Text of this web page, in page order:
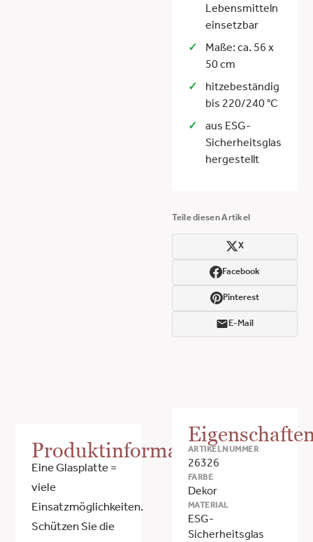
Lebensmitteln
einsetzbar
Maße: ca. 56 x
50 cm
hitzebeständig
bis 220/240 °C
aus ESG-
Sicherheitsglas
hergestellt
Teile diesen Artikel
X
Facebook
Pinterest
E-Mail
Produktinformationen
Eine Glasplatte =
viele
Einsatzmöglichkeiten.
Schützen Sie die
ARTIKELNUMMER
26326
FARBE
Dekor
MATERIAL
ESG-
Sicherheitsglas